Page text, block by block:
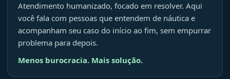
Atendimento humanizado, focado em resolver. Aqui
você fala com pessoas que entendem de náutica e
acompanham seu caso do início ao fim, sem empurrar
problema para depois.
Menos burocracia. Mais solução.